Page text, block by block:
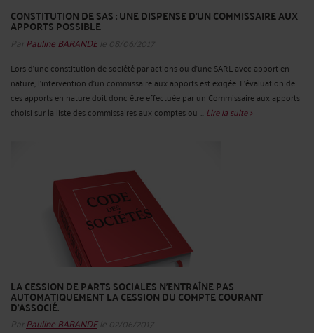
CONSTITUTION DE SAS : UNE DISPENSE D’UN COMMISSAIRE AUX
APPORTS POSSIBLE
Par Pauline BARANDEle 08/06/2017
Lors d’une constitution de société par actions ou d’une SARL avec apport en
nature, l’intervention d’un commissaire aux apports est exigée. L’évaluation de
ces apports en nature doit donc être effectuée par un Commissaire aux apports
choisi sur la liste des commissaires aux comptes ou ... Lire la suite >
LA CESSION DE PARTS SOCIALES N’ENTRAÎNE PAS
AUTOMATIQUEMENT LA CESSION DU COMPTE COURANT
D’ASSOCIÉ.
Par Pauline BARANDEle 02/06/2017